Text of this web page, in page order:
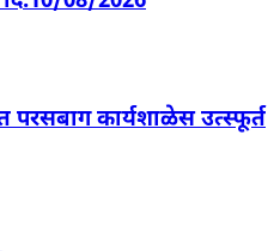
कार्यशाळेस उत्स्फूर्त